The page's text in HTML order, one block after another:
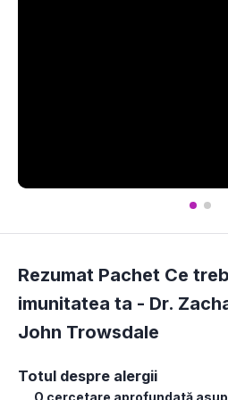
Rezumat Pachet Ce
imunitatea ta - Dr.
John Trowsdale
Totul despre alergii
O cercetare aprofundată